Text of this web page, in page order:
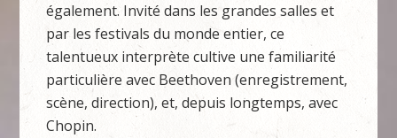
également. Invité dans les grandes salles et
par les festivals du monde entier, ce
talentueux interprète cultive une familiarité
particulière avec Beethoven (enregistrement,
scène, direction), et, depuis longtemps, avec
Chopin.